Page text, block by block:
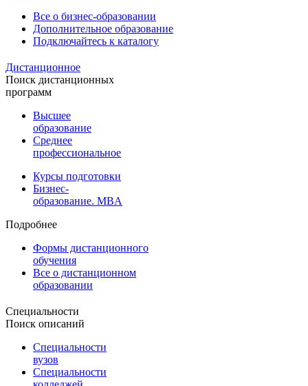
Все о бизнес-образовании
Дополнительное образование
Подключайтесь к каталогу
Дистанционное
Поиск дистанционных
программ
Высшее
образование
Среднее
профессиональное
Курсы подготовки
Бизнес-
образование. MBA
Подробнее
Формы дистанционного
обучения
Все о дистанционном
образовании
Специальности
Поиск описаний
Специальности
вузов
Специальности